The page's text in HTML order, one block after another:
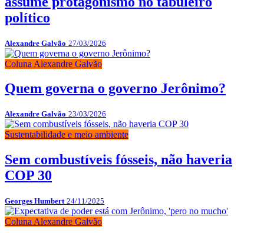
político
Alexandre Galvão 27/03/2026
Coluna Alexandre Galvão
Quem governa o governo Jerônimo?
Alexandre Galvão 23/03/2026
Sustentabilidade e meio ambiente
Sem combustíveis fósseis, não haveria
COP 30
Georges Humbert 24/11/2025
Coluna Alexandre Galvão